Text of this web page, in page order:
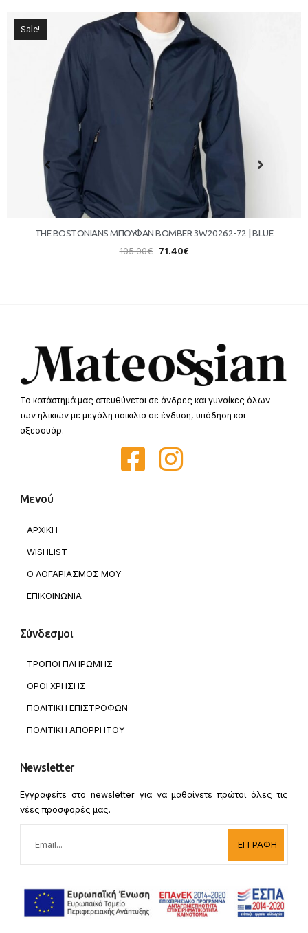
Sale!
THE BOSTONIANS ΜΠΟΥΦΑΝ BOMBER 3W20262-72 | BLUE
105.00€ 71.40€
Το κατάστημά μας απευθύνεται σε άνδρες και γυναίκες όλων
των ηλικιών με μεγάλη ποικιλία σε ένδυση, υπόδηση και
αξεσουάρ.
Μενού
ΑΡΧΙΚΗ
WISHLIST
Ο ΛΟΓΑΡΙΑΣΜΟΣ ΜΟΥ
ΕΠΙΚΟΙΝΩΝΙΑ
Σύνδεσμοι
ΤΡΟΠΟΙ ΠΛΗΡΩΜΗΣ
ΟΡΟΙ ΧΡΗΣΗΣ
ΠΟΛΙΤΙΚΗ ΕΠΙΣΤΡΟΦΩΝ
ΠΟΛΙΤΙΚΗ ΑΠΟΡΡΗΤΟΥ
Newsletter
Εγγραφείτε στο newsletter για να μαθαίνετε πρώτοι όλες τις
νέες προσφορές μας.
ΕΓΓΡΑΦΗ